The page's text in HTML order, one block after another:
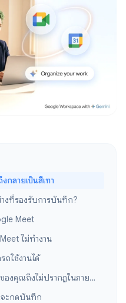
ลายเป็นสีเทา
งที่รองรับการบันทึก?
Meet
ไม่ทำงาน
ถใช้งานได้
ทำไมการบันทึก Google Meet ของคุณถึงไม่ปรากฏในภายหลัง
ะกดบันทึก